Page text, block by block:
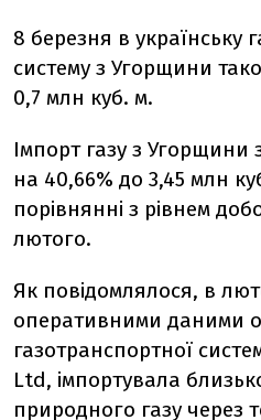
8 березня в українську
систему з Угорщини
0,7 млн ​​куб. м.
Імпорт газу з Угорщини
на 40,66% до 3,45 млн
порівнянні з рівнем
лютого.
Як повідомлялося, в
оперативними даними
газотранспортної
Ltd, імпортувала
природного газу через